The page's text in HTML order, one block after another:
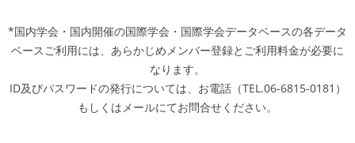
*国内学会・国内開催の国際学会・国際学会データベースの各データ
ベースご利用には、あらかじめメンバー登録とご利用料金が必要に
なります。
ID及びパスワードの発行については、お電話（TEL.06-6815-0181）
もしくはメールにてお問合せください。